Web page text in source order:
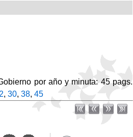
por año y minuta: 45 pags.
, 30, 38, 45